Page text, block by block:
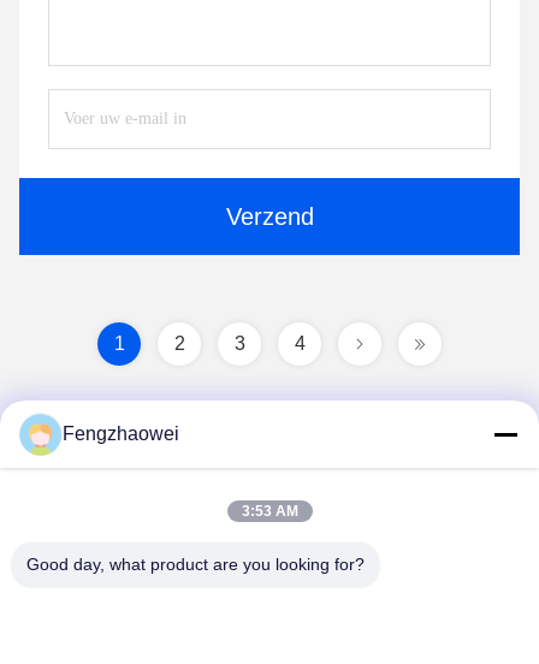
Verzend
1 2 3 4
Shenzhen Fengzhaowei Technology Co.,Ltd
Fengzhaowei
3:53 AM
Good day, what product are you looking for?